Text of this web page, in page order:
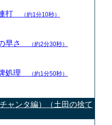
打 （約1分10秒）
早さ （約2分30秒）
処理 （約1分50秒）
ャンタ編）（土田の捨て